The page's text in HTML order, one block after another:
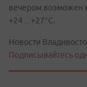
вечером возможен
+24…+27°C.
Новости
Подписывайтесь